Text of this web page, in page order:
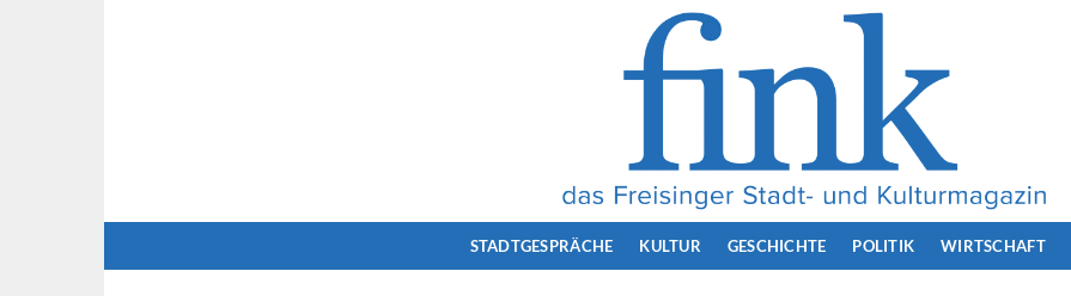
STADTGESPRÄCHE KULTUR GESCHICHTE POLITIK WIRTSCHAFT